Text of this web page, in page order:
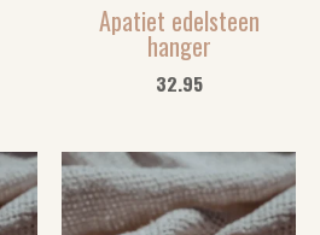
Apatiet edelsteen
hanger
32.95